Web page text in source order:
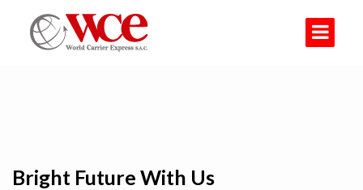
Bright Future With Us